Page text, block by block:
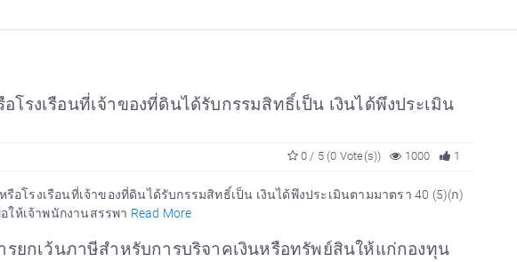
รงเรือนที่เจ้าของที่ดินได้รับกรรมสิทธิ์เป็น เงินได้พึงประเมิน
1
1000
0 / 5 (0 Vote(s))
โรงเรือนที่เจ้าของที่ดินได้รับกรรมสิทธิ์เป็น เงินได้พึงประเมินตามมาตรา 40 (5)(ก)
ห้เจ้าพนักงานสรรพา Read More
ยกเว้นภาษีสำหรับการบริจาคเงินหรือทรัพย์สินให้แก่กองทุน